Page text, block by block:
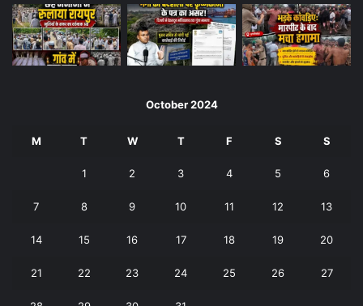
October 2024
M T W T F S S
1 2 3 4 5 6
7 8 9 10 11 12 13
14 15 16 17 18 19 20
21 22 23 24 25 26 27